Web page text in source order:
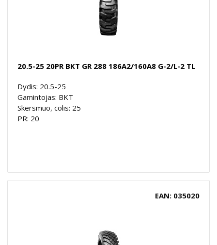
20.5-25 20PR BKT GR 288 186A2/160A8 G-2/L-2 TL
Dydis: 20.5-25
Gamintojas: BKT
Skersmuo, colis: 25
PR: 20
EAN: 035020